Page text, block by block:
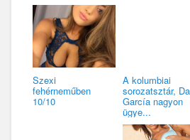
Szexi
fehérneműben
10/10
A kolumbiai
sorozatsztár,
García nagyon
ügye...